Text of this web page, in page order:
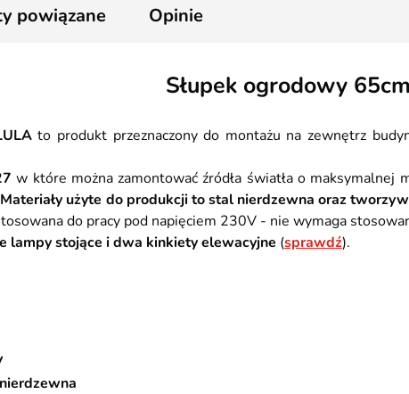
powiązane Opinie
Słupek ogrodowy
to produkt przeznaczony do montażu na zewnętrz
w które można zamontować źródła światła o maksymalnej
Materiały użyte do produkcji to stal nierdzewna oraz
do pracy pod napięciem 230V - nie wymaga
lampy stojące i dwa kinkiety elewacyjne (sprawdź).